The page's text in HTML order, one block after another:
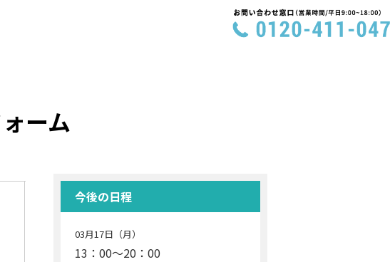
ーム
今後の日程
03月17日（月）
13：00～20：00